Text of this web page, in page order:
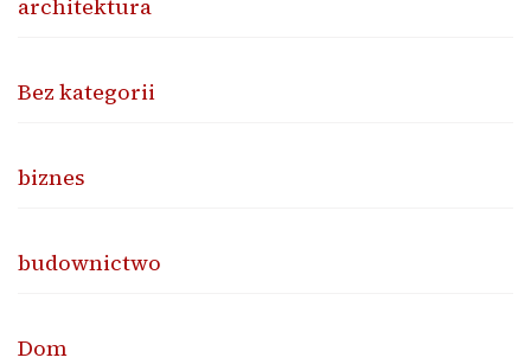
architektura
Bez kategorii
biznes
budownictwo
Dom